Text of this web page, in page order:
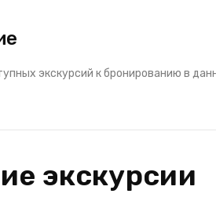
экскурсий к бронированию в
экскурсии